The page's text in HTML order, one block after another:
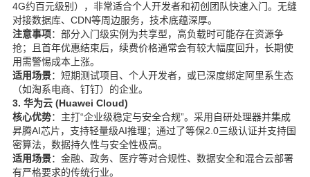
4G约百元级别），非常适合个人开发者和初创团队快速入门。无缝
对接数据库、CDN等周边服务，技术底蕴深厚。
注意事项：部分入门级实例为共享型，高负载时可能存在资源争
抢；且首年优惠结束后，续费价格通常会有较大幅度回升，长期使
用需警惕成本上涨。
适用场景：短期测试项目、个人开发者，或已深度绑定阿里系生态
（如淘系电商、钉钉）的企业。
3. 华为云 (Huawei Cloud)
核心优势：主打“企业级稳定与安全合规”。采用自研处理器并集成
昇腾AI芯片，支持轻量级AI推理；通过了等保2.0三级认证并支持国
密算法，数据持久性与安全性极高。
适用场景：金融、政务、医疗等对合规性、数据安全和混合云部署
有严格要求的传统行业。